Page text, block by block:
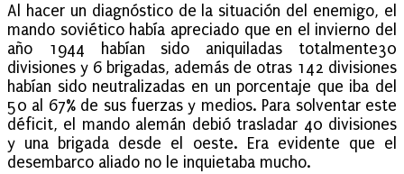
Al hacer un diagnóstico de la situación del enemigo, el
mando soviético había apreciado que en el invierno del
año 1944 habían sido aniquiladas totalmente30
divisiones y 6 brigadas, además de otras 142 divisiones
habían sido neutralizadas en un porcentaje que iba del
50 al 67% de sus fuerzas y medios. Para solventar este
déficit, el mando alemán debió trasladar 40 divisiones
y una brigada desde el oeste. Era evidente que el
desembarco aliado no le inquietaba mucho.